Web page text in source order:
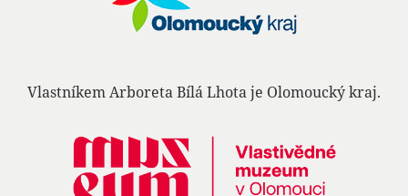
Vlastníkem Arboreta Bílá Lhota je Olomoucký kraj.